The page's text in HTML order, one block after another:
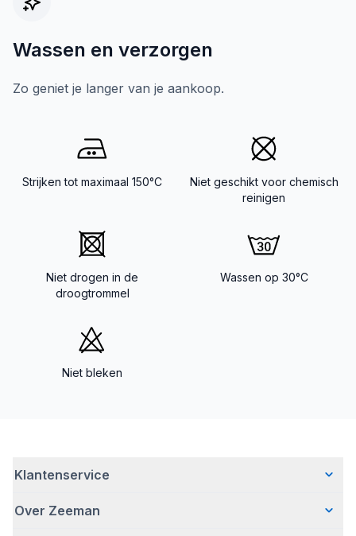
Wassen en verzorgen
Zo geniet je langer van je aankoop.
Strijken tot maximaal 150°C
Niet geschikt voor chemisch
reinigen
Niet drogen in de
droogtrommel
Wassen op 30°C
Niet bleken
Klantenservice
Veelgestelde vragen
Over Zeeman